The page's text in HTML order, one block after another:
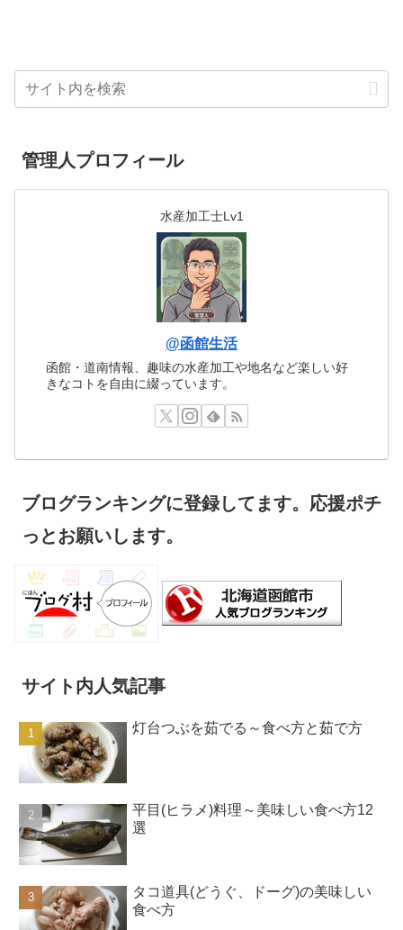
管理人プロフィール
水産加工士Lv1
@函館生活
函館・道南情報、趣味の水産加工や地名など楽しい好
きなコトを自由に綴っています。
ブログランキングに登録してます。応援ポチ
っとお願いします。
サイト内人気記事
灯台つぶを茹でる～食べ方と茹で方
平目(ヒラメ)料理～美味しい食べ方12
選
タコ道具(どうぐ、ドーグ)の美味しい
食べ方